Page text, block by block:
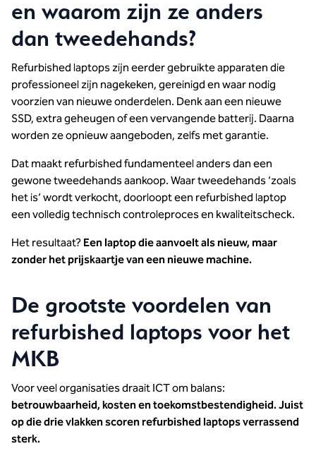
en waarom zijn ze anders
dan tweedehands?
Refurbished laptops zijn eerder gebruikte apparaten die
professioneel zijn nagekeken, gereinigd en waar nodig
voorzien van nieuwe onderdelen. Denk aan een nieuwe
SSD, extra geheugen of een vervangende batterij. Daarna
worden ze opnieuw aangeboden, zelfs met garantie.
Dat maakt refurbished fundamenteel anders dan een
gewone tweedehands aankoop. Waar tweedehands ‘zoals
het is’ wordt verkocht, doorloopt een refurbished laptop
een volledig technisch controleproces en kwaliteitscheck.
Het resultaat?Een laptop die aanvoelt als nieuw, maar
zonder het prijskaartje van een nieuwe machine.
De grootste voordelen van
refurbished laptops voor het
MKB
Voor veel organisaties draait ICT om balans:
betrouwbaarheid, kosten en toekomstbestendigheid. Juist
op die drie vlakken scoren refurbished laptops verrassend
sterk.